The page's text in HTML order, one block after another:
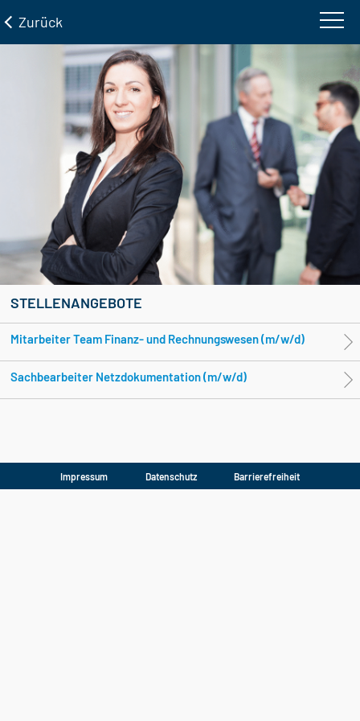
Zurück
STELLENANGEBOTE
Mitarbeiter Team Finanz- und Rechnungswesen (m/w/d)
Sachbearbeiter Netzdokumentation (m/w/d)
Impressum Datenschutz Barrierefreiheit